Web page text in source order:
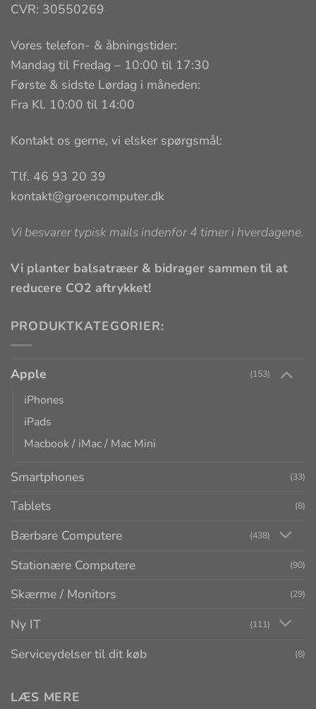
CVR: 30550269
Vores telefon- & åbningstider:
Mandag til Fredag – 10:00 til 17:30
Første & sidste Lørdag i måneden:
Fra Kl. 10:00 til 14:00
Kontakt os gerne, vi elsker spørgsmål:
Tlf. 46 93 20 39
kontakt@groencomputer.dk
Vi besvarer typisk mails indenfor 4 timer i hverdagene.
Vi planter balsatræer & bidrager sammen til at
reducere CO2 aftrykket!
PRODUKTKATEGORIER:
Apple (153)
iPhones
iPads
Macbook / iMac / Mac Mini
Smartphones (33)
Tablets (8)
Bærbare Computere (438)
Stationære Computere (90)
Skærme / Monitors (29)
Ny IT (111)
Serviceydelser til dit køb (8)
LÆS MERE